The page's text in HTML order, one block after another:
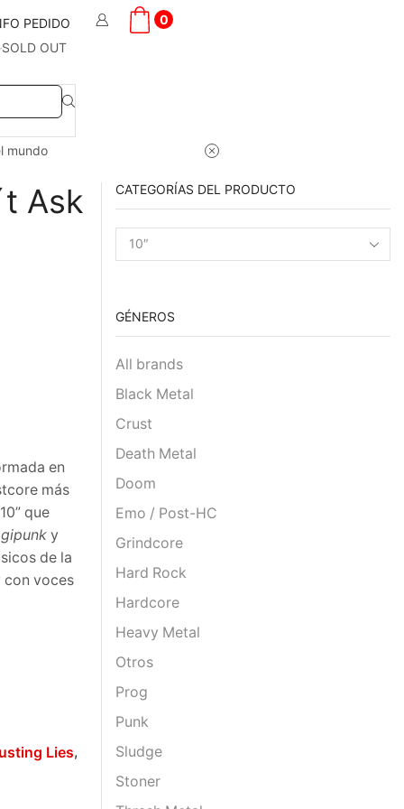
PEDIDO
0
SOLD OUT
mundo
Ask
en
más
que
y
de la
con voces
Lies,
CATEGORÍAS DEL PRODUCTO
GÉNEROS
All brands
Black Metal
Crust
Death Metal
Doom
Emo / Post-HC
Grindcore
Hard Rock
Hardcore
Heavy Metal
Otros
Prog
Punk
Sludge
Stoner